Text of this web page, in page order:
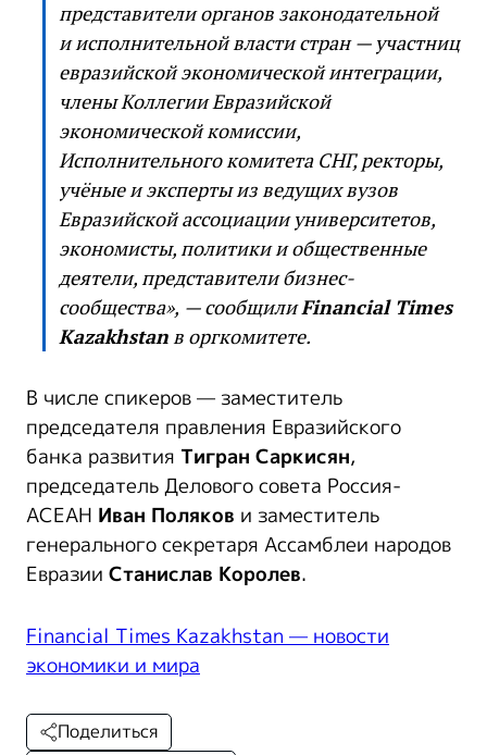
представители органов законодательной
и исполнительной власти стран — участниц
евразийской экономической интеграции,
члены Коллегии Евразийской
экономической комиссии,
Исполнительного комитета СНГ, ректоры,
учёные и эксперты из ведущих вузов
Евразийской ассоциации университетов,
экономисты, политики и общественные
деятели, представители бизнес-
сообщества», — сообщилиFinancial Times
Kazakhstanв оргкомитете.
В числе спикеров — заместитель
председателя правления Евразийского
банка развития Тигран Саркисян,
председатель Делового совета Россия-
АСЕАН Иван Поляков и заместитель
генерального секретаря Ассамблеи народов
Евразии Станислав Королев.
Financial Times Kazakhstan — новости
экономики и мира
Поделиться